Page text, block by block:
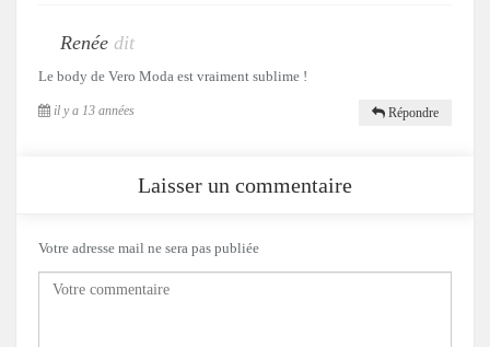
Renée dit
Le body de Vero Moda est vraiment sublime !
il y a 13 années Répondre
Laisser un commentaire
Votre adresse mail ne sera pas publiée